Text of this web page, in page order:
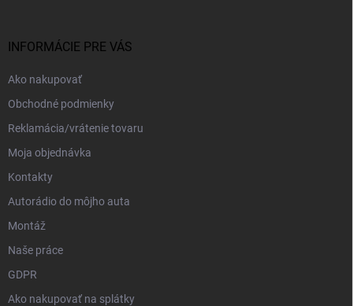
INFORMÁCIE PRE VÁS
Ako nakupovať
Obchodné podmienky
Reklamácia/vrátenie tovaru
Moja objednávka
Kontakty
Autorádio do môjho auta
Montáž
Naše práce
GDPR
Ako nakupovať na splátky